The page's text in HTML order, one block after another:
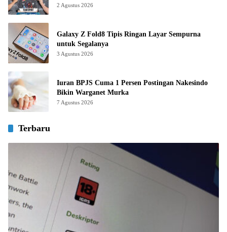
2 Agustus 2026
Galaxy Z Fold8 Tipis Ringan Layar Sempurna
untuk Segalanya
3 Agustus 2026
Iuran BPJS Cuma 1 Persen Postingan Nakesindo
Bikin Warganet Murka
7 Agustus 2026
Terbaru